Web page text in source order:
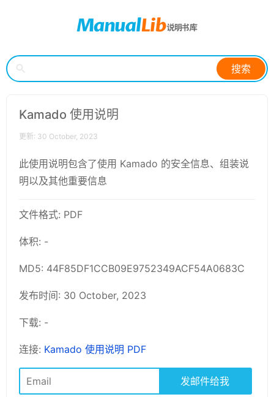
搜索
Kamado 使用说明
更新: 30 October, 2023
此使用说明包含了使用 Kamado 的安全信息、组装说
明以及其他重要信息
文件格式: PDF
体积: -
MD5: 44F85DF1CCB09E9752349ACF54A0683C
发布时间: 30 October, 2023
下载: -
连接: Kamado 使用说明 PDF
发邮件给我